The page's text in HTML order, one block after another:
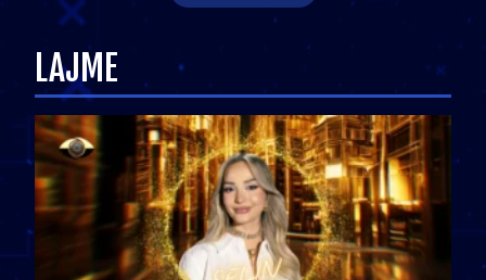
LAJME